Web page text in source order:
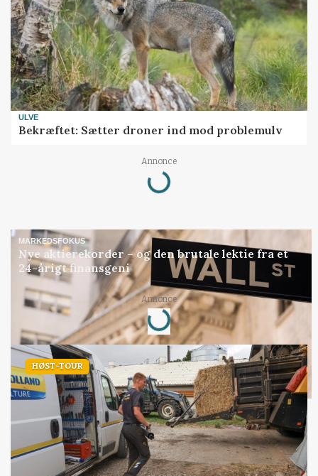
ULVE
Bekræftet: Sætter droner ind mod problemulv
Annonce
Loading...
MARKEDSFOKUS
Nye aktierekorder – og den brutale lektie fra et
24-årigt finansgeni
Annonce
Loading...
HØST-TOUR